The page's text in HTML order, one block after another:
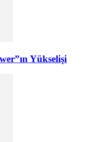
Yükselişi